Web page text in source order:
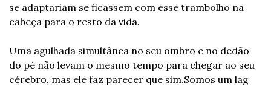
se adaptariam se ficassem com esse trambolho na
cabeça para o resto da vida.
Uma agulhada simultânea no seu ombro e no dedão
do pé não levam o mesmo tempo para chegar ao seu
cérebro, mas ele faz parecer que sim.Somos um lag